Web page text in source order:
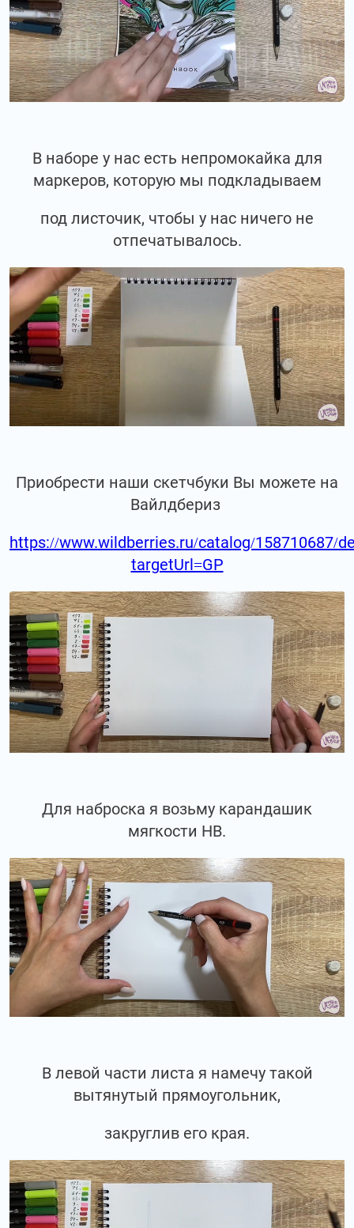
В наборе у нас есть непромокайка для
маркеров, которую мы подкладываем
под листочик, чтобы у нас ничего не
отпечатывалось.
Приобрести наши скетчбуки Вы можете на
Вайлдбериз
https://www.wildberries.ru/catalog/158710687/
targetUrl=GP
Для наброска я возьму карандашик
мягкости НВ.
В левой части листа я намечу такой
вытянутый прямоугольник,
закруглив его края.